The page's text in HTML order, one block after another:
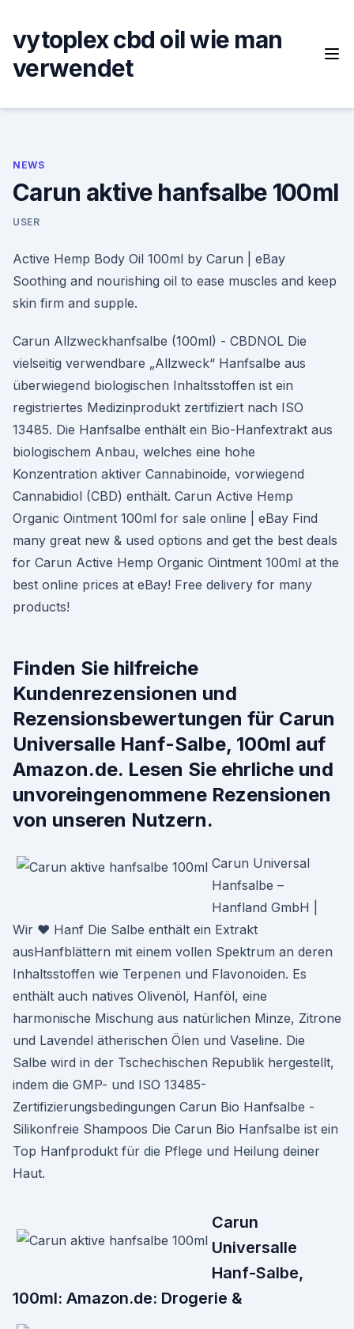
content
vytoplex cbd oil wie man
verwendet
NEWS
Carun aktive hanfsalbe 100ml
USER
Active Hemp Body Oil 100ml by Carun | eBay
Soothing and nourishing oil to ease muscles and keep
skin firm and supple.
Carun Allzweckhanfsalbe (100ml) - CBDNOL Die
vielseitig verwendbare „Allzweck“ Hanfsalbe aus
überwiegend biologischen Inhaltsstoffen ist ein
registriertes Medizinprodukt zertifiziert nach ISO
13485. Die Hanfsalbe enthält ein Bio-Hanfextrakt aus
biologischem Anbau, welches eine hohe
Konzentration aktiver Cannabinoide, vorwiegend
Cannabidiol (CBD) enthält. Carun Active Hemp
Organic Ointment 100ml for sale online | eBay Find
many great new & used options and get the best deals
for Carun Active Hemp Organic Ointment 100ml at the
best online prices at eBay! Free delivery for many
products!
Finden Sie hilfreiche
Kundenrezensionen und
Rezensionsbewertungen für Carun
Universalle Hanf-Salbe, 100ml auf
Amazon.de. Lesen Sie ehrliche und
unvoreingenommene Rezensionen
von unseren Nutzern.
Carun Universal
Hanfsalbe –
Hanfland GmbH |
Wir ♥ Hanf Die Salbe enthält ein Extrakt
ausHanfblättern mit einem vollen Spektrum an deren
Inhaltsstoffen wie Terpenen und Flavonoiden. Es
enthält auch natives Olivenöl, Hanföl, eine
harmonische Mischung aus natürlichen Minze, Zitrone
und Lavendel ätherischen Ölen und Vaseline. Die
Salbe wird in der Tschechischen Republik hergestellt,
indem die GMP- und ISO 13485-
Zertifizierungsbedingungen Carun Bio Hanfsalbe -
Silikonfreie Shampoos Die Carun Bio Hanfsalbe ist ein
Top Hanfprodukt für die Pflege und Heilung deiner
Haut.
Carun
Universalle
Hanf-Salbe,
100ml: Amazon.de: Drogerie &